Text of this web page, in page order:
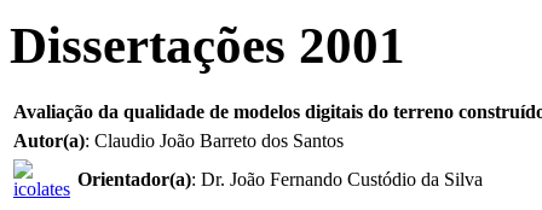
Dissertações 2001
Avaliação da qualidade de modelos digitais do terreno
Autor(a): Claudio João Barreto dos Santos
Orientador(a): Dr. João Fernando Custódio da Silva